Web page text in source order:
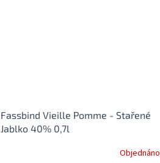
Fassbind Vieille Pomme - Stařené
Jablko 40% 0,7l
Objednáno